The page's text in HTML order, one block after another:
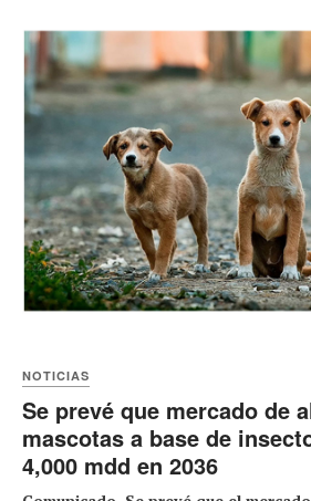
NOTICIAS
Se prevé que mercado de
mascotas a base de
4,000 mdd en 2036